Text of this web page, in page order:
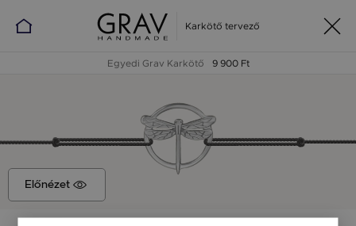
Karkötő tervező
Egyedi Grav Karkötő 9 900 Ft
Előnézet